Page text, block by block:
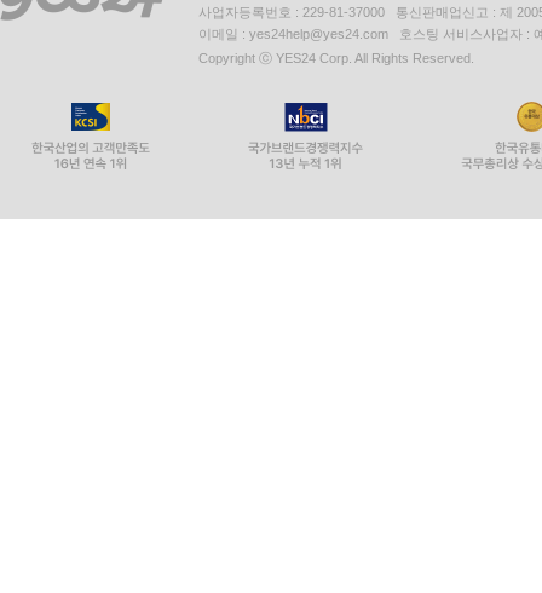
사업자등록번호 : 229-81-37000 통신판매업신고 : 제
이메일 : yes24help@yes24.com 호스팅 서비스사업자 :
Copyright ⓒ YES24 Corp. All Rights Reserved.